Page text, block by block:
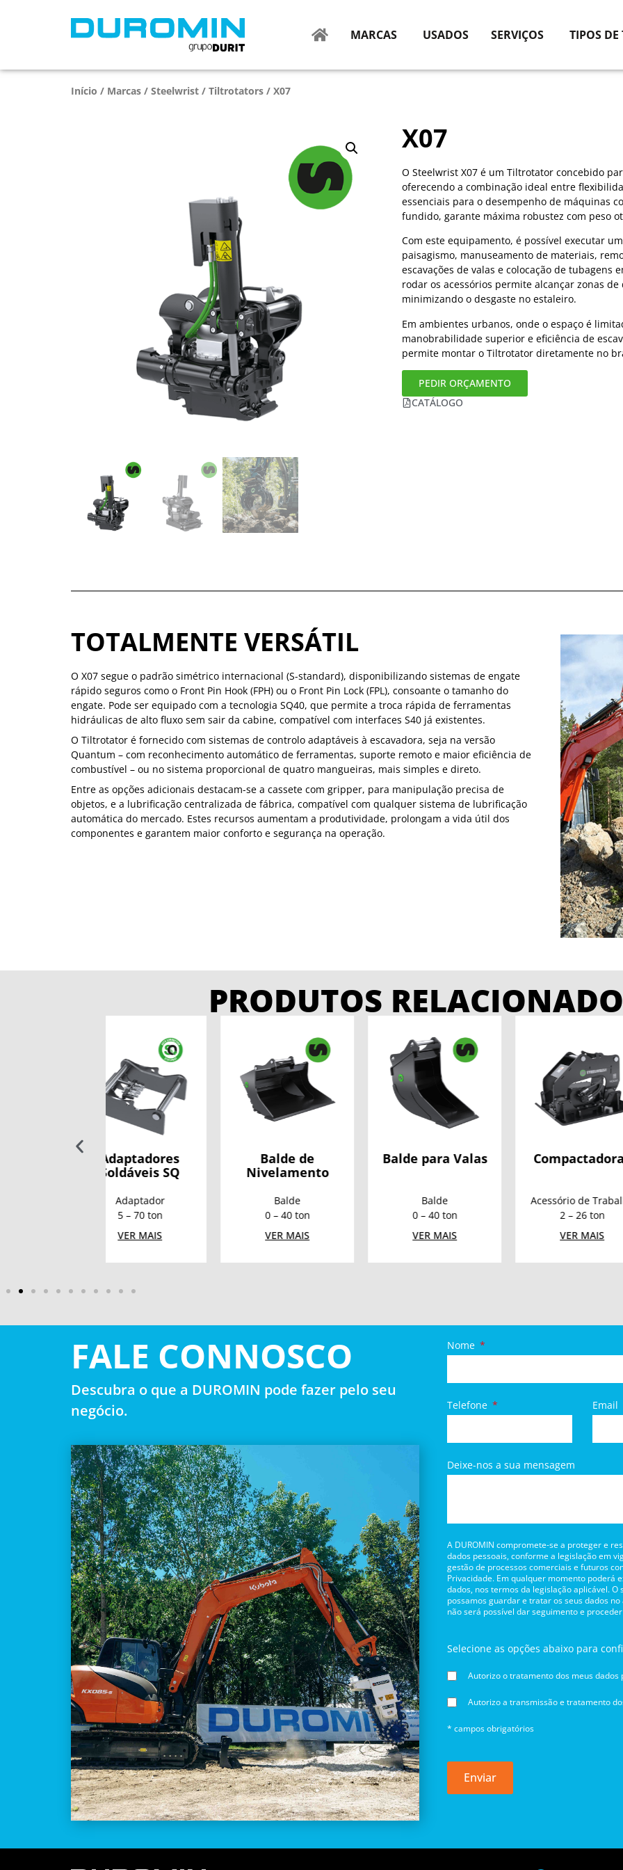
MARCAS USADOS SERVIÇOS TIPOS
Início / Marcas / Steelwrist / Tiltrotators / X07
X07
O Steelwrist X07 é um Tiltrotator concebido
oferecendo a combinação ideal entre
essenciais para o desempenho de máquinas
fundido, garante máxima robustez com peso
Com este equipamento, é possível executar
paisagismo, manuseamento de materiais,
escavações de valas e colocação de
rodar os acessórios permite alcançar zonas
minimizando o desgaste no estaleiro.
Em ambientes urbanos, onde o espaço é
manobrabilidade superior e eficiência de
permite montar o Tiltrotator diretamente no
PEDIR ORÇAMENTO
CATÁLOGO
TOTALMENTE VERSÁTIL
O X07 segue o padrão simétrico internacional (S-standard), disponibilizando sistemas de engate
rápido seguros como o Front Pin Hook (FPH) ou o Front Pin Lock (FPL), consoante o tamanho do
engate. Pode ser equipado com a tecnologia SQ40, que permite a troca rápida de ferramentas
hidráulicas de alto fluxo sem sair da cabine, compatível com interfaces S40 já existentes.
O Tiltrotator é fornecido com sistemas de controlo adaptáveis à escavadora, seja na versão
Quantum – com reconhecimento automático de ferramentas, suporte remoto e maior eficiência de
combustível – ou no sistema proporcional de quatro mangueiras, mais simples e direto.
Entre as opções adicionais destacam-se a cassete com gripper, para manipulação precisa de
objetos, e a lubrificação centralizada de fábrica, compatível com qualquer sistema de lubrificação
automática do mercado. Estes recursos aumentam a produtividade, prolongam a vida útil dos
componentes e garantem maior conforto e segurança na operação.
PRODUTOS
Balde de
Nivelamento
Balde
0 – 40 ton
VER MAIS
Balde para Valas
0 – 40 ton
VER MAIS
Compactadoras
Acessório de Trabalho
2 – 26 ton
VER MAIS
Engates
Engate
2 – 70
VER
FALE CONNOSCO
Descubra o que a DUROMIN pode fazer pelo seu
negócio.
Nome
Telefone Email
Deixe-nos a sua mensagem
A DUROMIN compromete-se a proteger e
dados pessoais, conforme a legislação em
gestão de processos comerciais e futuros
Privacidade. Em qualquer momento poderá
dados, nos termos da legislação aplicável.
possamos guardar e tratar os seus dados
não será possível dar seguimento e
Selecione as opções abaixo para
Autorizo o tratamento dos meus
Autorizo a transmissão e tratamento
* campos obrigatórios
Enviar